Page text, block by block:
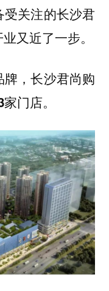
关注的长沙君
又近了一步。
，长沙君尚购
门店。